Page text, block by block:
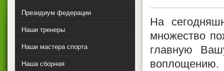
На
множество
главную
Президиум федерации
Наши тренеры
Наши мастера спорта
Наша сборная